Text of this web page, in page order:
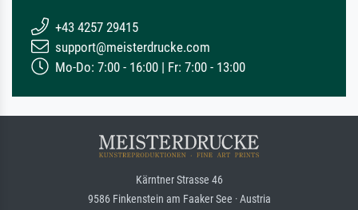
+43 4257 29415
support@meisterdrucke.com
Mo-Do: 7:00 - 16:00 | Fr: 7:00 - 13:00
Kärntner Strasse 46
9586 Finkenstein am Faaker See · Austria